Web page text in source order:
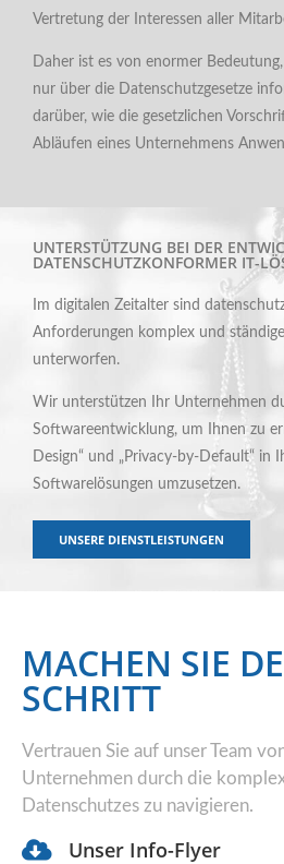
Vertretung der Interessen aller
Daher ist es von enormer
nur über die Datenschutzgesetze
darüber, wie die gesetzlichen
Abläufen eines Unternehmens
UNTERSTÜTZUNG BEI DER
DATENSCHUTZKONFORMER IT-
Im digitalen Zeitalter sind
Anforderungen komplex und
unterworfen.
Wir unterstützen Ihr Unternehmen
Softwareentwicklung, um Ihnen zu
Design“ und „Privacy-by-Default“ in
Softwarelösungen umzusetzen.
UNSERE DIENSTLEISTUNGEN
MACHEN SIE
SCHRITT
Vertrauen Sie auf unser Team
Unternehmen durch die
Datenschutzes zu navigieren.
Unser Info-Flyer